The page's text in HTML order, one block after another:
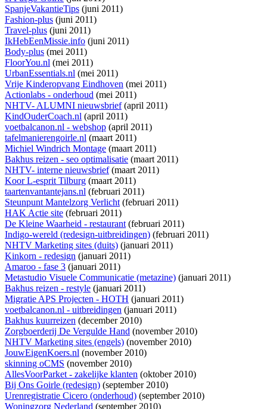
SpanjeVakantieTips (juni 2011)
Fashion-plus (juni 2011)
Travel-plus (juni 2011)
IkHebEenMissie.info (juni 2011)
Body-plus (mei 2011)
FloorYou.nl (mei 2011)
UrbanEssentials.nl (mei 2011)
Vrije Kinderopvang Eindhoven (mei 2011)
Actionlabs - onderhoud (mei 2011)
NHTV- ALUMNI nieuwsbrief(april 2011)
KindOuderCoach.nl (april 2011)
voetbalcanon.nl - webshop (april 2011)
tafelmanierengoirle.nl (maart 2011)
Michiel Windrich Montage (maart 2011)
Bakhus reizen - seo optimalisatie (maart 2011)
NHTV- interne nieuwsbrief(maart 2011)
Koor L-esprit Tilburg (maart 2011)
taartenvantantejans.nl (februari 2011)
Steunpunt Mantelzorg Verlicht(februari 2011)
HAK Actie site (februari 2011)
De Kleine Waarheid - restaurant(februari 2011)
Indigo-wereld (redesign-uitbreidingen) (februari 2011)
NHTV Marketing sites (duits) (januari 2011)
Kinkorn - redesign (januari 2011)
Amaroo - fase 3 (januari 2011)
Metastudio Visuele Communicatie (metazine) (januari 2011)
Bakhus reizen - restyle (januari 2011)
Migratie APS Projecten - HOTH (januari 2011)
voetbalcanon.nl - uitbreidingen (januari 2011)
Bakhus kuurreizen (december 2010)
Zorgboerderij De Vergulde Hand (november 2010)
NHTV Marketing sites (engels) (november 2010)
JouwEigenKoers.nl (november 2010)
skinning oCMS (november 2010)
AllesVoorParket - zakelijke klanten (oktober 2010)
Bij Ons Goirle (redesign) (september 2010)
Urenregistratie Cicero (onderhoud) (september 2010)
Woningzorg Nederland (september 2010)